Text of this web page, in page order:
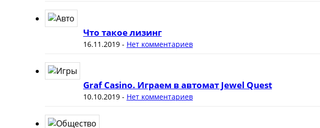
Что такое лизинг
16.11.2019- Нет комментариев
Graf Casino. Играем в автомат Jewel Quest
10.10.2019- Нет комментариев